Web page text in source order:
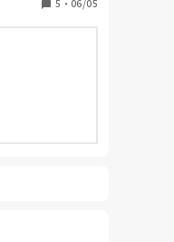
ざわざ子供に
思いつつ。
？
5 ・ 06/05